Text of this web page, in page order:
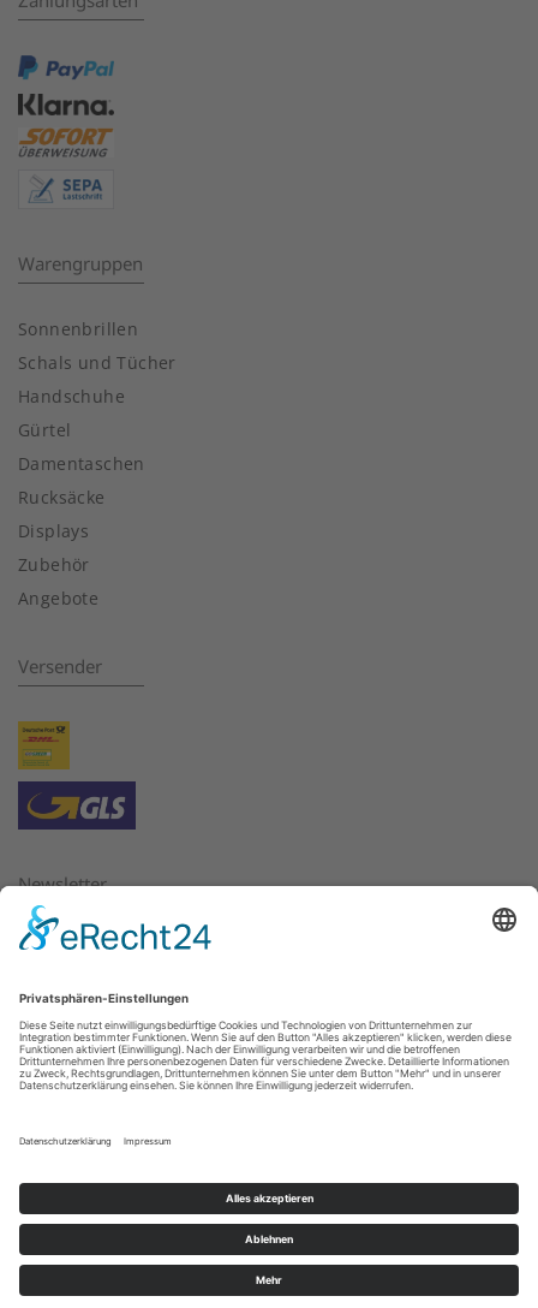
Warengruppen
Sonnenbrillen
Schals und Tücher
Handschuhe
Gürtel
Damentaschen
Rucksäcke
Displays
Zubehör
Angebote
Versender
Newsletter
Bitte geben Sie hier die E-Mail Adresse ein, für die Sie
E-Mail:*
Weiter